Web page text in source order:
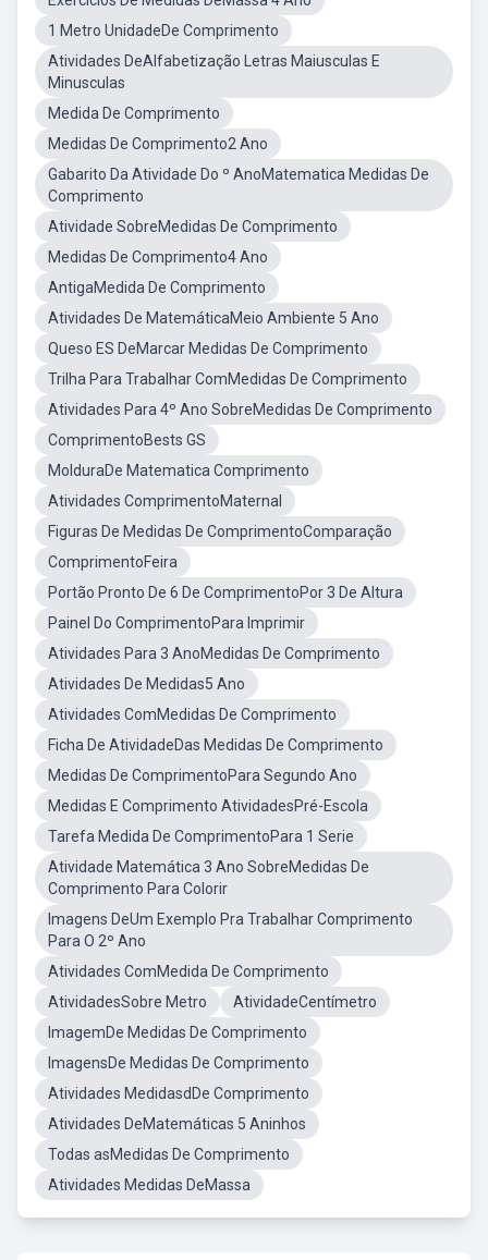
1 Metro UnidadeDe Comprimento
Atividades DeAlfabetização Letras Maiusculas E
Minusculas
Medida De Comprimento
Medidas De Comprimento2 Ano
Gabarito Da Atividade Do º AnoMatematica Medidas De
Comprimento
Atividade SobreMedidas De Comprimento
Medidas De Comprimento4 Ano
AntigaMedida De Comprimento
Atividades De MatemáticaMeio Ambiente 5 Ano
Queso ES DeMarcar Medidas De Comprimento
Trilha Para Trabalhar ComMedidas De Comprimento
Atividades Para 4º Ano SobreMedidas De Comprimento
ComprimentoBests GS
MolduraDe Matematica Comprimento
Atividades ComprimentoMaternal
Figuras De Medidas De ComprimentoComparação
ComprimentoFeira
Portão Pronto De 6 De ComprimentoPor 3 De Altura
Painel Do ComprimentoPara Imprimir
Atividades Para 3 AnoMedidas De Comprimento
Atividades De Medidas5 Ano
Atividades ComMedidas De Comprimento
Ficha De AtividadeDas Medidas De Comprimento
Medidas De ComprimentoPara Segundo Ano
Medidas E Comprimento AtividadesPré-Escola
Tarefa Medida De ComprimentoPara 1 Serie
Atividade Matemática 3 Ano SobreMedidas De
Comprimento Para Colorir
Imagens DeUm Exemplo Pra Trabalhar Comprimento
Para O 2º Ano
Atividades ComMedida De Comprimento
AtividadesSobre Metro
AtividadeCentímetro
ImagemDe Medidas De Comprimento
ImagensDe Medidas De Comprimento
Atividades MedidasdDe Comprimento
Atividades DeMatemáticas 5 Aninhos
Todas asMedidas De Comprimento
Atividades Medidas DeMassa